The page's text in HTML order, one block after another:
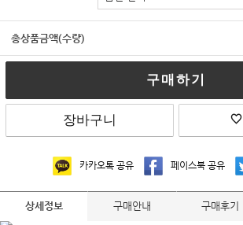
총상품금액(수량)
구매하기
장바구니
카카오톡 공유 페이스북 공유
상세정보 구매안내 구매후기